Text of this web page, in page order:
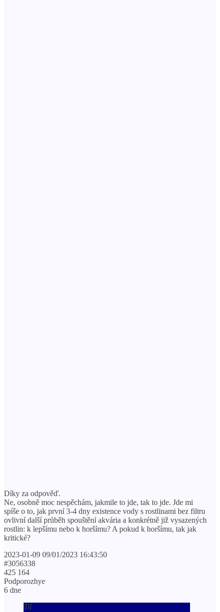
Díky za odpověď.
Ne, osobně moc nespěchám, jakmile to jde, tak to jde. Jde mi
spíše o to, jak první 3-4 dny existence vody s rostlinami bez filtru
ovlivní další průběh spouštění akvária a konkrétně již vysazených
rostlin: k lepšímu nebo k horšímu? A pokud k horšímu, tak jak
kritické?
2023-01-09 09/01/2023 16:43:50
#3056338
425 164
Podporozhye
6 dne
Til